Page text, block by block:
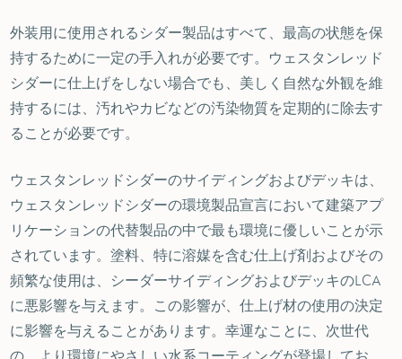
外装用に使用されるシダー製品はすべて、最高の状態を保
持するために一定の手入れが必要です。ウェスタンレッド
シダーに仕上げをしない場合でも、美しく自然な外観を維
持するには、汚れやカビなどの汚染物質を定期的に除去す
ることが必要です。
ウェスタンレッドシダーのサイディングおよびデッキは、
ウェスタンレッドシダーの環境製品宣言において建築アプ
リケーションの代替製品の中で最も環境に優しいことが示
されています。塗料、特に溶媒を含む仕上げ剤およびその
頻繁な使用は、シーダーサイディングおよびデッキのLCA
に悪影響を与えます。この影響が、仕上げ材の使用の決定
に影響を与えることがあります。幸運なことに、次世代